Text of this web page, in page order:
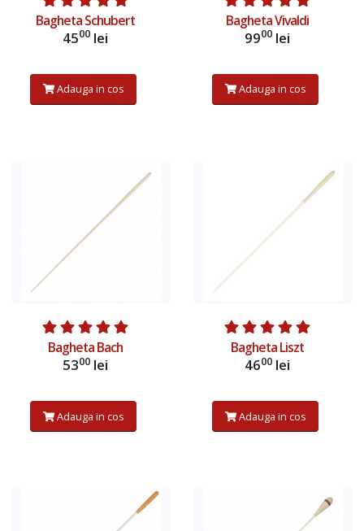
Bagheta Schubert
4500lei
Adauga in cos
Bagheta Vivaldi
9900lei
Adauga in cos
Bagheta Bach
5300lei
Adauga in cos
Bagheta Liszt
4600lei
Adauga in cos
Adauga in cos Adauga in cos